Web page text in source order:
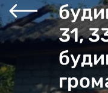
31,